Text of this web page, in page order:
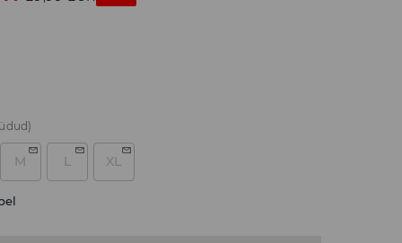
M L XL